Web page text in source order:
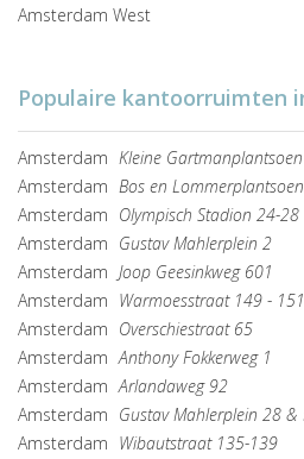
Amsterdam West
Populaire kantoorruimten
Amsterdam Kleine
Amsterdam Bos en
Amsterdam Olympisch Stadion 24-28
Amsterdam Gustav Mahlerplein 2
Amsterdam Joop Geesinkweg 601
Amsterdam Warmoesstraat 149 - 151
Amsterdam Overschiestraat 65
Amsterdam Anthony Fokkerweg 1
Amsterdam Arlandaweg 92
Amsterdam Gustav Mahlerplein 28 &
Amsterdam Wibautstraat 135-139